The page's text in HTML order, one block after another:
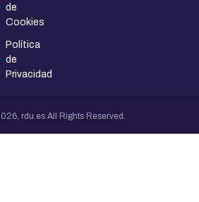
de
Cookies
Política
de
Privacidad
rdu.es All Rights Reserved.